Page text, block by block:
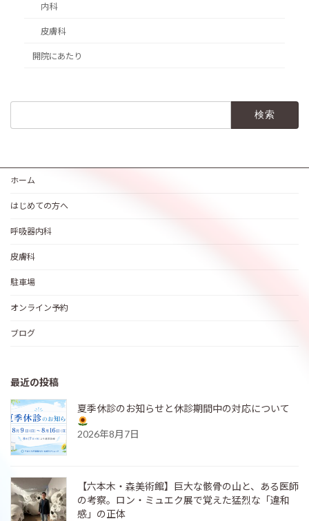
内科
皮膚科
開院にあたり
ホーム
はじめての方へ
呼吸器内科
皮膚科
駐車場
オンライン予約
ブログ
最近の投稿
夏季休診のお知らせと休診期間中の対応について
2026年8月7日
【六本木・森美術館】巨大な骸骨の山と、ある医師
の考察。ロン・ミュエク展で覚えた猛烈な「違和
感」の正体